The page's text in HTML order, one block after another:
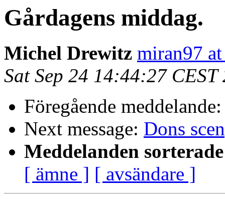
Gårdagens middag.
Michel Drewitz miran97
Sat Sep 24 14:44:27 CEST
Föregående
Next message: Dons
Meddelanden
[ ämne ] [ avsändare ]